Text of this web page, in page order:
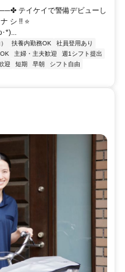
テイケイで警備デビューし
シ !! ⭐
*)...
扶養内勤務OK
社員登用あり
主婦・主夫歓迎
週1シフト提出
迎 短期 早朝
シフト自由